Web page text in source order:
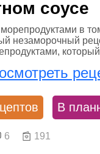
соусе
морепродуктами в
незаморочный
В
6 191